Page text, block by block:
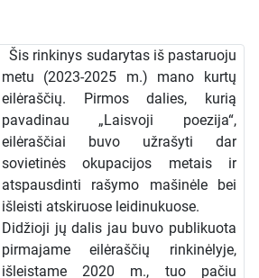
metais išleistą, jų taip
vadinamą, nelegalią-
pogrindinę literatūrą, kurios didžiąją
dalį sunaikino, o kartu ir pirmuosius
mano kurtus eilėraščius.
Atlikęs sovietinio teismo paskirtą
bausmę, penkiolika metų blaškiausi
po kaimus, restauruodamas
kolchozų fermas,
statydamas kaimiečiams namus.
Vakarais po sunkių dienos darbų
Šis rinkinys sudarytas iš pastaruoju
metu (2023-2025 m.) mano kurtų
eilėraščių. Pirmos dalies, kurią
pavadinau „Laisvoji poezija“,
eilėraščiai buvo užrašyti dar
sovietinės okupacijos metais ir
atspausdinti rašymo mašinėle bei
išleisti atskiruose leidinukuose.
Didžioji jų dalis jau buvo publikuota
pirmajame eilėraščių rinkinėlyje,
išleistame 2020 m., tuo pačiu